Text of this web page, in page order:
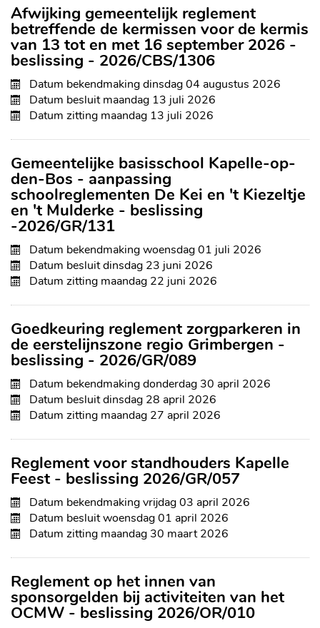
Overzicht
bekendmakingen
Afwijking gemeentelijk reglement
betreffende de kermissen voor de kermis
van 13 tot en met 16 september 2026 -
beslissing - 2026/CBS/1306
Datum bekendmakingdinsdag 04 augustus 2026
Datum besluitmaandag 13 juli 2026
Datum zitting maandag 13 juli 2026
Gemeentelijke basisschool Kapelle-op-
den-Bos - aanpassing
schoolreglementen De Kei en 't Kiezeltje
en 't Mulderke - beslissing
-2026/GR/131
Datum bekendmakingwoensdag 01 juli 2026
Datum besluitdinsdag 23 juni 2026
Datum zitting maandag 22 juni 2026
Goedkeuring reglement zorgparkeren in
de eerstelijnszone regio Grimbergen -
beslissing - 2026/GR/089
Datum bekendmakingdonderdag 30 april 2026
Datum besluitdinsdag 28 april 2026
Datum zitting maandag 27 april 2026
Reglement voor standhouders Kapelle
Feest - beslissing 2026/GR/057
Datum bekendmakingvrijdag 03 april 2026
Datum besluitwoensdag 01 april 2026
Datum zitting maandag 30 maart 2026
Reglement op het innen van
sponsorgelden bij activiteiten van het
OCMW - beslissing 2026/OR/010